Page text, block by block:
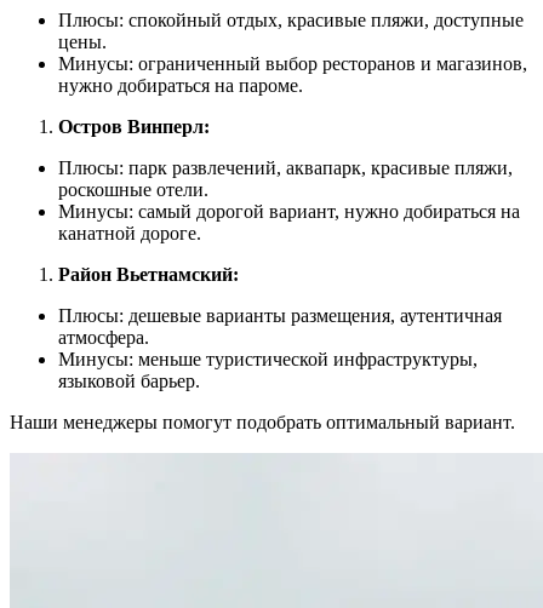
Плюсы: спокойный отдых, красивые пляжи, доступные
цены.
Минусы: ограниченный выбор ресторанов и магазинов,
нужно добираться на пароме.
Остров Винперл:
Плюсы: парк развлечений, аквапарк, красивые пляжи,
роскошные отели.
Минусы: самый дорогой вариант, нужно добираться на
канатной дороге.
Район Вьетнамский:
Плюсы: дешевые варианты размещения, аутентичная
атмосфера.
Минусы: меньше туристической инфраструктуры,
языковой барьер.
Наши менеджеры помогут подобрать оптимальный вариант.